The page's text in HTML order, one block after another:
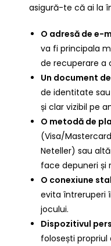
asigură-te că ai la
O adresă de e-
va fi principala
de recuperare a
Un document
de identitate
și clar vizibil pe
O metodă de
(Visa/
Neteller) sau
face depuneri și
O conexiune
evita întreruperi
jocului.
Dispozitivul
folosești